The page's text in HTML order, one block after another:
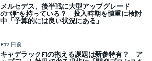
メルセデス、後半戦に大型アップグレード
の“弾”を持っている？ 投入時期を慎重に検討
中「予算的には良い状況にある」
F12 日前
キャデラックF1の抱える課題は新参特有？ ア